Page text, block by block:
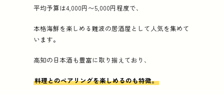
平均予算は4,000円〜5,000円程度で、
本格海鮮を楽しめる難波の居酒屋として人気を集めて
います。
高知の日本酒も豊富に取り揃えており、
料理とのペアリングを楽しめるのも特徴。